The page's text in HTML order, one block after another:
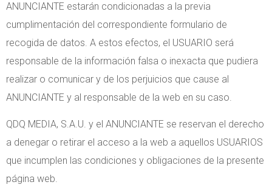
ANUNCIANTE estarán condicionadas a la previa
cumplimentación del correspondiente formulario de
recogida de datos. A estos efectos, el USUARIO será
responsable de la información falsa o inexacta que pudiera
realizar o comunicar y de los perjuicios que cause al
ANUNCIANTE y al responsable de la web en su caso.
QDQ MEDIA, S.A.U. y el ANUNCIANTE se reservan el derecho
a denegar o retirar el acceso a la web a aquellos USUARIOS
que incumplen las condiciones y obligaciones de la presente
página web.